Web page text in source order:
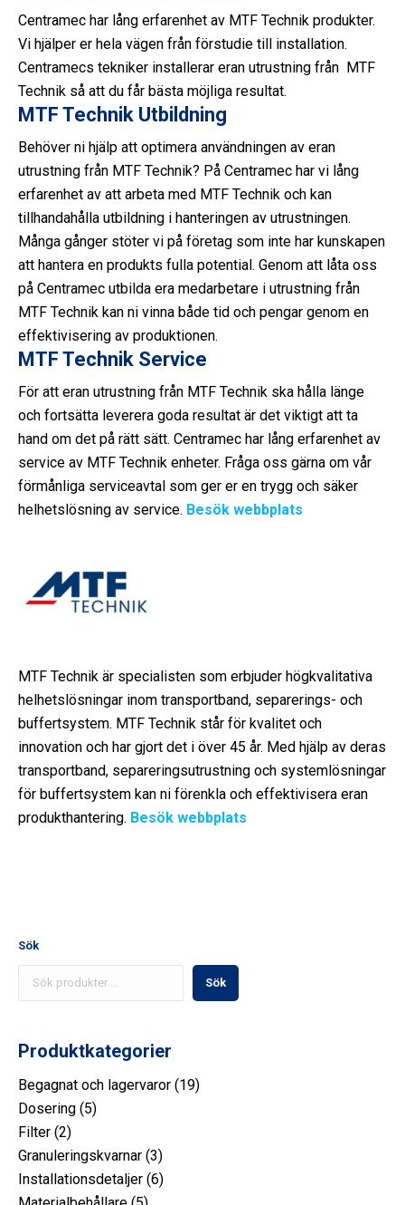
Centramec har lång erfarenhet av MTF Technik produkter.
Vi hjälper er hela vägen från förstudie till installation.
Centramecs tekniker installerar eran utrustning från MTF
Technik så att du får bästa möjliga resultat.
MTF Technik Utbildning
Behöver ni hjälp att optimera användningen av eran
utrustning från MTF Technik? På Centramec har vi lång
erfarenhet av att arbeta med MTF Technik och kan
tillhandahålla utbildning i hanteringen av utrustningen.
Många gånger stöter vi på företag som inte har kunskapen
att hantera en produkts fulla potential. Genom att låta oss
på Centramec utbilda era medarbetare i utrustning från
MTF Technik kan ni vinna både tid och pengar genom en
effektivisering av produktionen.
MTF Technik Service
För att eran utrustning från MTF Technik ska hålla länge
och fortsätta leverera goda resultat är det viktigt att ta
hand om det på rätt sätt. Centramec har lång erfarenhet av
service av MTF Technik enheter. Fråga oss gärna om vår
förmånliga serviceavtal som ger er en trygg och säker
helhetslösning av service. Besök webbplats
MTF Technik är specialisten som erbjuder högkvalitativa
helhetslösningar inom transportband, separerings- och
buffertsystem. MTF Technik står för kvalitet och
innovation och har gjort det i över 45 år. Med hjälp av deras
transportband, separeringsutrustning och systemlösningar
för buffertsystem kan ni förenkla och effektivisera eran
produkthantering. Besök webbplats
Sök
Sök
Produktkategorier
Begagnat och lagervaror 1919
Dosering 55
Filter 22
produkt
Granuleringskvarnar 33
produkt
Installationsdetaljer 66
5